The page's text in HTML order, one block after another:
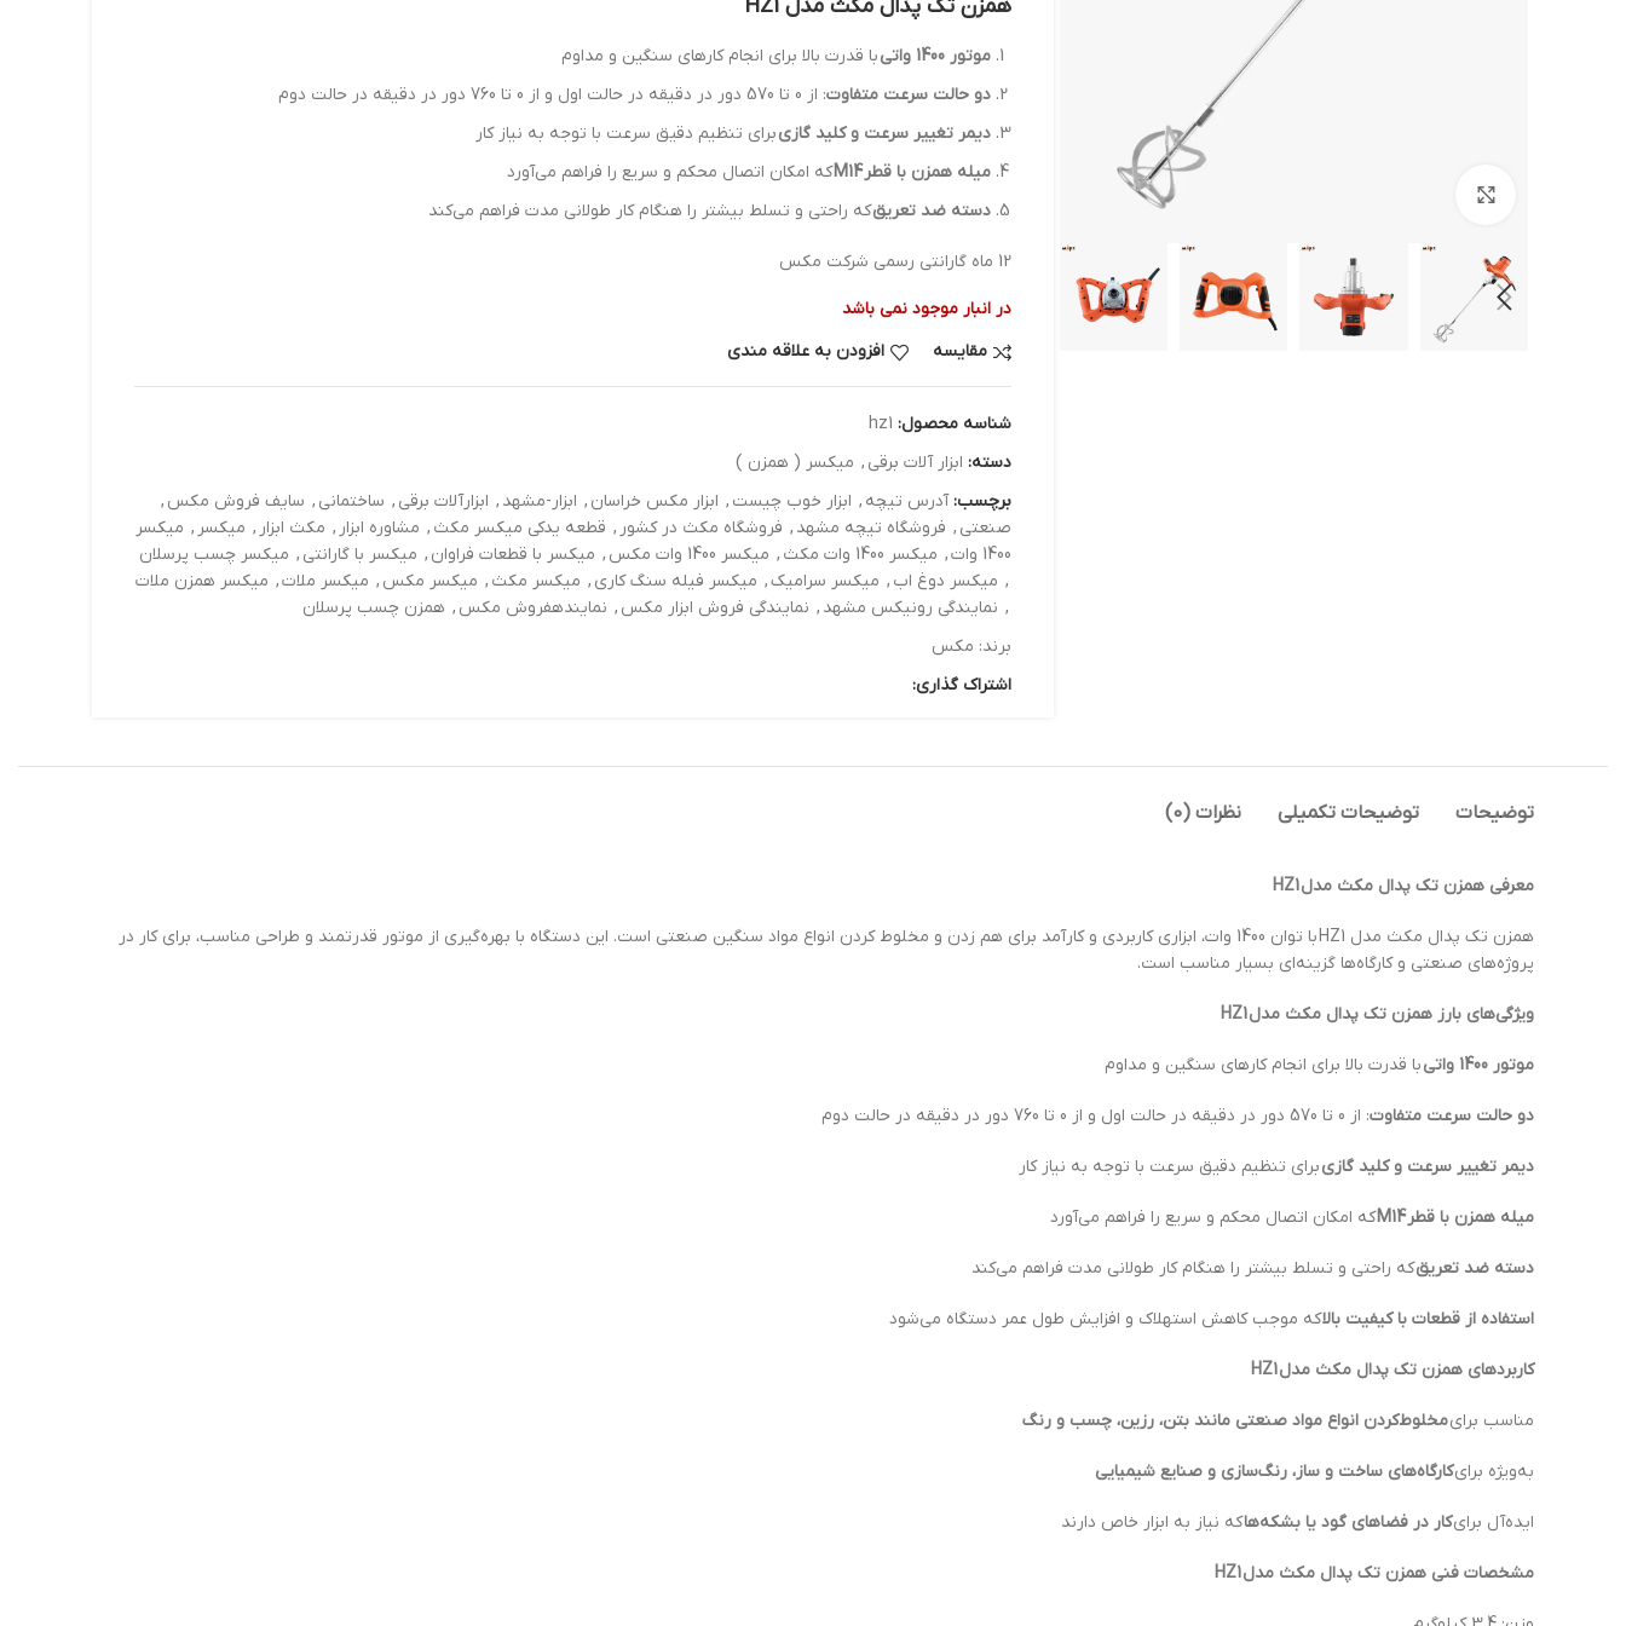
همزن تک پدال مکث مدل HZ1
موتور 1400 واتی
با قدرت بالا برای انجام کارهای سنگین و مداوم
دو حالت سرعت متفاوت: از 0 تا 570 دور در دقیقه در حالت اول و از 0 تا 760 دور در دقیقه در حالت دوم
دیمر تغییر سرعت و کلید گازیبرای تنظیم دقیق سرعت با توجه به نیاز کار
میله همزن با قطرM14
که امکان اتصال محکم و سریع را فراهم می‌آورد
دسته ضد تعریقکه راحتی و تسلط بیشتر را هنگام کار طولانی مدت فراهم می‌کند
12 ماه گارانتی رسمی شرکت مکس
در انبار موجود نمی باشد
مقایسه
افزودن به علاقه مندی
شناسه محصول: hz1
دسته: ابزار آلات برقي , میکسر ( همزن )
برچسب: آدرس تیچه , ابزار خوب چیست , ابزار مکس خراسان , ابزار-مشهد , ابزارآلات برقی , ساختمانی , سایف فروش مکس ,
صنعتی , فروشگاه تیچه مشهد , فروشگاه مکث در کشور , قطعه یدکی میکسر مکث , مشاوره ابزار , مکث ابزار , میکسر , میکسر
1400 وات
, میکسر 1400 وات مکث , میکسر 1400 وات مکس , میکسر با قطعات فراوان , میکسر با گارانتی , میکسر چسب پرسلان
, میکسر دوغ اب , میکسر سرامیک, میکسر فیله سنگ کاری , میکسر مکث , میکسر مکس , میکسر ملات, میکسر همزن ملات
, نمایندگی رونیکس مشهد , نمایندگی فروش ابزار مکس , نمایندهفروش مکس , همزن چسب پرسلان
برند: مکس
اشتراک گذاری:
توضیحات توضیحات تکمیلی نظرات (0)
معرفی همزن تک پدال مکث مدل
همزن تک پدال مکث مدل HZ1 با توان 1400 وات، ابزاری کاربردی و کارآمد برای هم زدن و مخلوط کردن انواع مواد سنگین صنعتی است. این دستگاه با بهره‌گیری از موتور قدرتمند و طراحی مناسب، برای کار در
پروژه‌های صنعتی و کارگاه‌ها گزینه‌ای بسیار مناسب است.
ویژگی‌های بارز همزن تک پدال مکث مدل
موتور 1400 واتی با قدرت بالا برای انجام کارهای سنگین و مداوم
دو حالت سرعت متفاوت: از 0 تا 570 دور در دقیقه در حالت اول و از 0 تا 760 دور در دقیقه در حالت دوم
دیمر تغییر سرعت و کلید گازیبرای تنظیم دقیق سرعت با توجه به نیاز کار
میله همزن با قطرM14 که امکان اتصال محکم و سریع را فراهم می‌آورد
دسته ضد تعریقکه راحتی و تسلط بیشتر را هنگام کار طولانی مدت فراهم می‌کند
استفاده از قطعات با کیفیت بالاکه موجب کاهش استهلاک و افزایش طول عمر دستگاه می‌شود
کاربردهای همزن تک پدال مکث مدل
مناسب برایمخلوط‌کردن انواع مواد صنعتی مانند بتن، رزین، چسب و رنگ
به‌ویژه برایکارگاه‌های ساخت و ساز، رنگ‌سازی و صنایع شیمیایی
ایده‌آل برایکار در فضاهای گود یا بشکه‌هاکه نیاز به ابزار خاص دارند
مشخصات فنی همزن تک پدال مکث مدل